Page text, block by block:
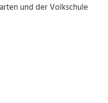
und der Volkschule